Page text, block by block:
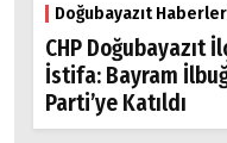
Doğubayazıt
CHP Doğubayazıt
İstifa: Bayram
Parti’ye Katıldı